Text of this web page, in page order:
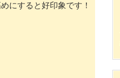
にすると好印象です！